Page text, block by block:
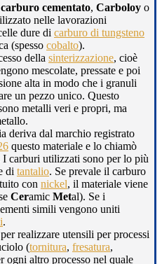
carburo cementato, Carboloy o
nelle lavorazioni
dure di carburo di tungsteno
(spesso cobalto).
della sinterizzazione, cioè
mescolate, pressate e poi
alta in modo che i granuli
un pezzo unico. Questo
metalli veri e propri, ma
deriva dal marchio registrato
questo materiale e lo chiamò
I carburi utilizzati sono per lo più
di tantalio. Se prevale il carburo
con nickel, il materiale viene
Ceramic Metal). Se i
simili vengono uniti
.
realizzare utensili per processi
(tornitura, fresatura,
ogni altro processo nel quale